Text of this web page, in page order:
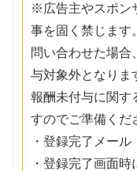
※広告主やスポン
事を固く禁じます。
問い合わせた場合
与対象外となりま
報酬未付与に関す
すのでご準備くだ
・登録完了メール
・登録完了画面